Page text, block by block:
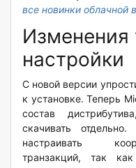
все новинки облачной
Изменения
настройки
С новой версии
к установке. Теперь
состав
скачивать
настраивать
транзакций, так